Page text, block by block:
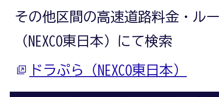
その他区間の高速道路料金・ル
（NEXCO東日本）にて検索
ドラぷら（NEXCO東日本）